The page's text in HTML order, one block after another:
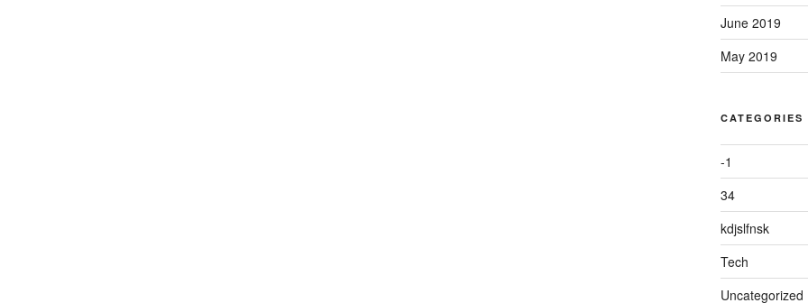
June 2019
May 2019
CATEGORIES
-1
34
kdjslfnsk
Tech
Uncategorized